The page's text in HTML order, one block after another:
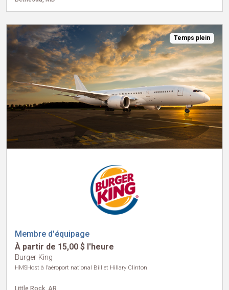
Temps plein
Membre d'équipage
À partir de 15,00 $ l'heure
Burger King
HMSHost à l’aéroport national Bill et Hillary Clinton
Little Rock, AR